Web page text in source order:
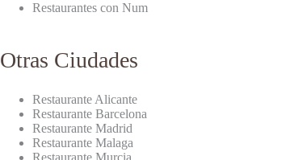
Restaurantes con Num
Otras Ciudades
Restaurante Alicante
Restaurante Barcelona
Restaurante Madrid
Restaurante Malaga
Restaurante Murcia